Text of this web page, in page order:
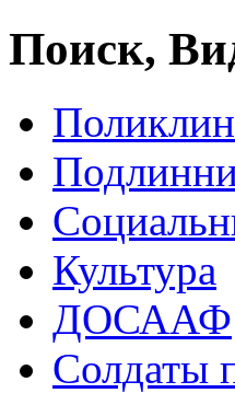
Поиск,
Культура
ДОСААФ
Солдаты